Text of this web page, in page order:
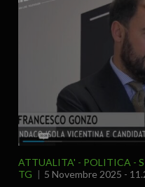
ATTUALITA' POLITICA
TG
5 Novembre 2025 -